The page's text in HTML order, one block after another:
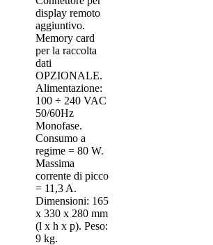
display remoto
aggiuntivo.
Memory card
per la raccolta
dati
OPZIONALE.
Alimentazione:
100 ÷ 240 VAC
50/60Hz
Monofase.
Consumo a
regime = 80 W.
Massima
corrente di picco
= 11,3 A.
Dimensioni: 165
x 330 x 280 mm
(l x h x p). Peso:
9 kg.